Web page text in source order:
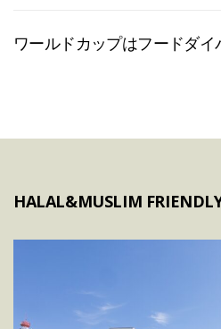
ワールドカップはフードダ
HALAL&MUSLIM